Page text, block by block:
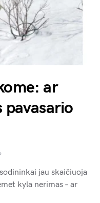
ar
pavasario
jau skaičiuoja
kyla nerimas – ar